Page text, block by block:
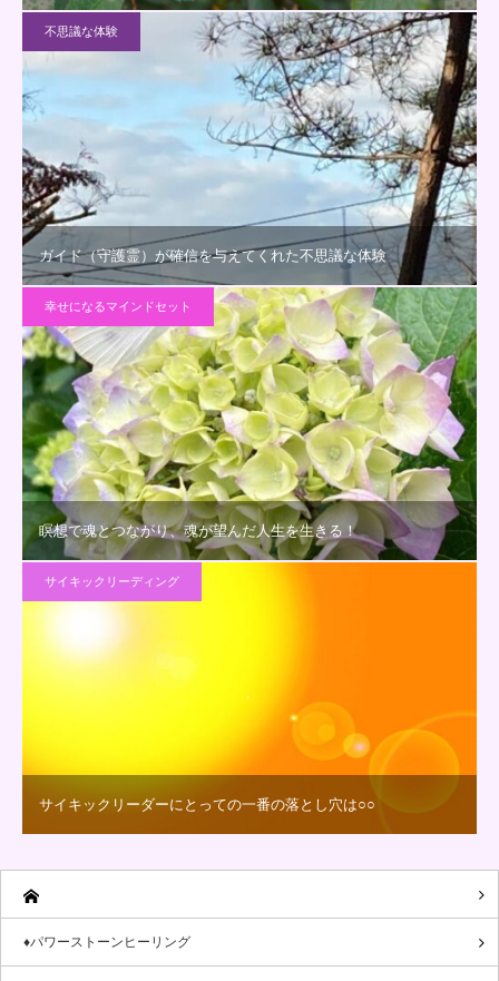
不思議な体験
ガイド（守護霊）が確信を与えてくれた不思議な体験
幸せになるマインドセット
瞑想で魂とつながり、魂が望んだ人生を生きる！
サイキックリーディング
サイキックリーダーにとっての一番の落とし穴は○○
♦パワーストーンヒーリング